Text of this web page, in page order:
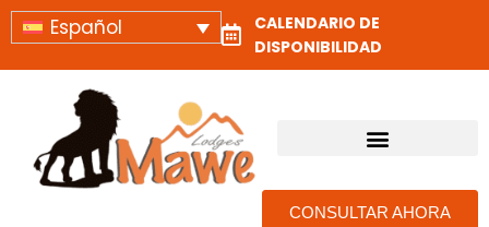
Español
CALENDARIO DE
DISPONIBILIDAD
CONSULTAR AHORA